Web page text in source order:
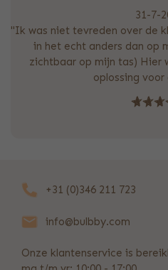
31-7-
"Ik was niet tevreden over de
in het echt anders dan op
zichtbaar op mijn tas) Hier
oplossing voor
+31 (0)346 211 723
info@bulbby.com
Onze klantenservice is